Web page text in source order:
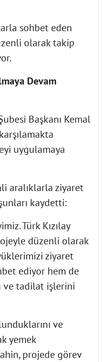
sohbet eden
olarak takip
Devam
Başkanı Kemal
uygulamaya
aralıklarla ziyaret
kaydetti:
Türk Kızılay
düzenli olarak
ziyaret
ediyor hem de
ve tadilat işlerini
ve
yemek
projede görev